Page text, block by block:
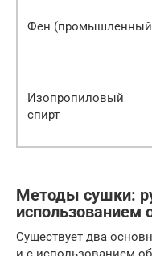
Фен
Изопропиловый
спирт
Методы сушки:
использованием
Существует два